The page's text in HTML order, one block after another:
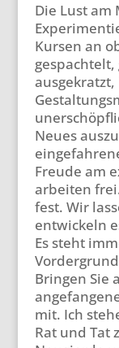
Die Lust am
Kursen an
Neues
Freude am
arbeiten
fest. Wir
entwickeln
Es steht
Bringen Sie
mit. Ich
Rat und Tat